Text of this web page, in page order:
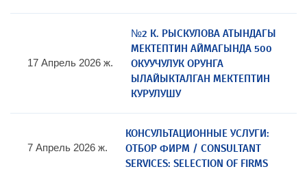
17 Апрель 2026 ж.
№2 К. РЫСКУЛОВА АТЫНДАГЫ
МЕКТЕПТИН АЙМАГЫНДА 500
ОКУУЧУЛУК ОРУНГА
ЫЛАЙЫКТАЛГАН МЕКТЕПТИН
КУРУЛУШУ
7 Апрель 2026 ж.
КОНСУЛЬТАЦИОННЫЕ УСЛУГИ:
ОТБОР ФИРМ / CONSULTANT
SERVICES: SELECTION OF FIRMS